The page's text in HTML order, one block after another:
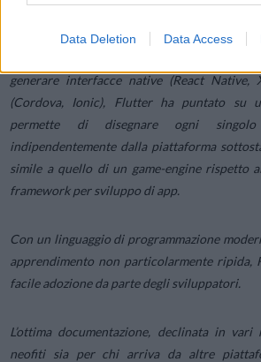
Data Deletion Data Access
multipiattaforma, basandosi su un
generare interfacce native (React Native,
(Cordova, Ionic), Flutter ha puntato su
permette di disegnare ogni
indipendentemente dalla piattaforma
simile a quello di un game-engine rispetto
framework per sviluppo di app.
Con un linguaggio di programmazione
apprendimento non particolarmente ripida,
facile adozione da parte degli sviluppatori.
L’ottima documentazione, declinata in
neofiti sia per chi arriva da altre